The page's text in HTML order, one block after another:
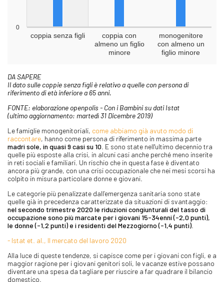
DA SAPERE
Il dato sulle coppie senza figli è relativo a quelle con persona di
riferimento di età inferiore a 65 anni.
FONTE: elaborazione openpolis - Con i Bambini su dati Istat
(ultimo aggiornamento: martedì 31 Dicembre 2019)
Le famiglie monogenitoriali, come abbiamo già avuto modo di
raccontare, hanno come persona di riferimento in massima parte
madri sole, in quasi 9 casi su 10 . E sono state nell'ultimo decennio tra
quelle più esposte alla crisi, in alcuni casi anche perché meno inserite
in reti sociali e familiari. Un rischio che in questa fase è diventato
ancora più grande, con una crisi occupazionale che nei mesi scorsi ha
colpito in misura particolare donne e giovani.
Le categorie più penalizzate dall’emergenza sanitaria sono state
quelle già in precedenza caratterizzate da situazioni di svantaggio:
nel secondo trimestre 2020 le riduzioni congiunturali del tasso di
occupazione sono più marcate per i giovani 15-34enni (-2,0 punti),
le donne (-1,2 punti) e i residenti del Mezzogiorno (-1,4 punti)
- Istat et. al., Il mercato del lavoro 2020
Alla luce di queste tendenze, si capisce come per i giovani con figli, e a
maggior ragione per i giovani genitori soli, le vacanze estive possano
diventare una spesa da tagliare per riuscire a far quadrare il bilancio
domestico.